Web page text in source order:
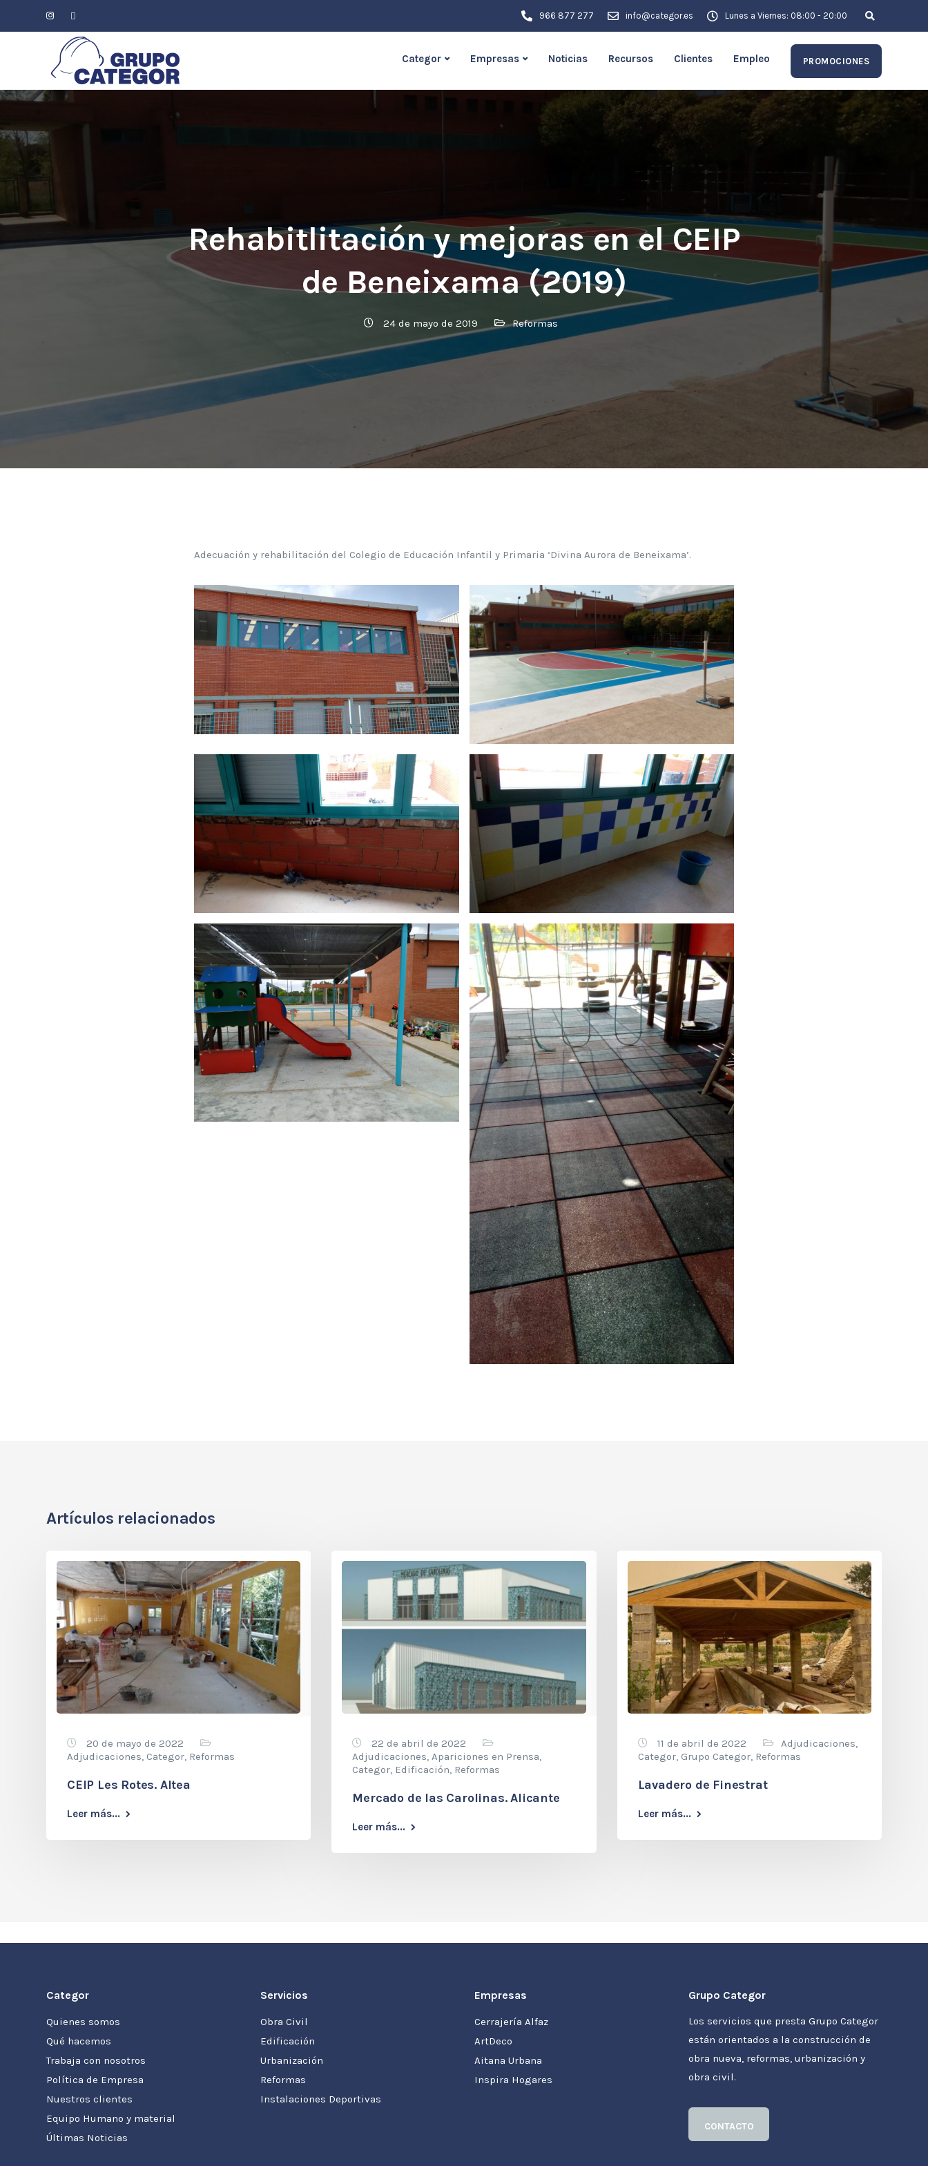
966 877 277 info@categor.es Lunes a Viernes: 08:00 - 20:00
Categor Empresas Noticias Recursos Clientes Empleo PROMOCIONES
Rehabitlitación y mejoras en el CEIP
de Beneixama (2019)
24 de mayo de 2019 Reformas
Adecuación y rehabilitación del Colegio de Educación Infantil y Primaria ‘Divina Aurora de Beneixama’.
Artículos relacionados
20 de mayo de 2022
Adjudicaciones, Categor, Reformas
CEIP Les Rotes. Altea
Leer más...
22 de abril de 2022
Adjudicaciones,Apariciones en Prensa,
Categor, Edificación, Reformas
Mercado de las Carolinas. Alicante
Leer más...
11 de abril de 2022 Adjudicaciones,
Categor, Grupo Categor, Reformas
Lavadero de Finestrat
Leer más...
Categor
Quienes somos
Qué hacemos
Trabaja con nosotros
Política de Empresa
Nuestros clientes
Equipo Humano y material
Últimas Noticias
Servicios
Obra Civil
Edificación
Urbanización
Reformas
Instalaciones Deportivas
Empresas
Cerrajería Alfaz
ArtDeco
Aitana Urbana
Inspira Hogares
Grupo Categor
Los servicios que presta Grupo Categor
están orientados a la construcción de
obra nueva, reformas, urbanización y
obra civil.
CONTACTO